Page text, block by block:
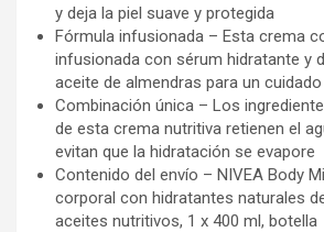
y deja la piel suave y protegida
Fórmula infusionada – Esta crema
infusionada con sérum hidratante y
aceite de almendras para un
Combinación única – Los
de esta crema nutritiva retienen el
evitan que la hidratación se evapore
Contenido del envío – NIVEA Body
corporal con hidratantes naturales
aceites nutritivos, 1 x 400 ml, botella